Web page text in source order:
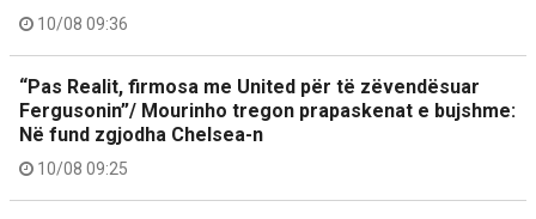
10/08 09:36
“Pas Realit, firmosa me United për të zëvendësuar
Fergusonin”/ Mourinho tregon prapaskenat e bujshme:
Në fund zgjodha Chelsea-n
10/08 09:25